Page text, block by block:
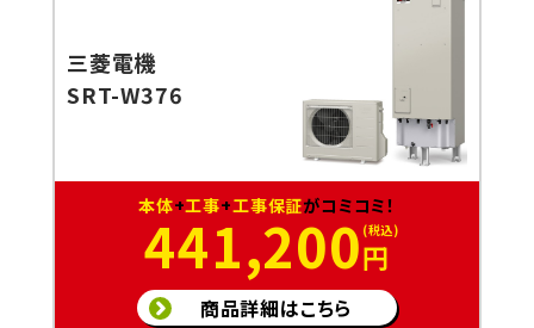
三菱電機
SRT-W376
本体+工事+工事保証がコミコミ！
441,200円
商品詳細はこちら